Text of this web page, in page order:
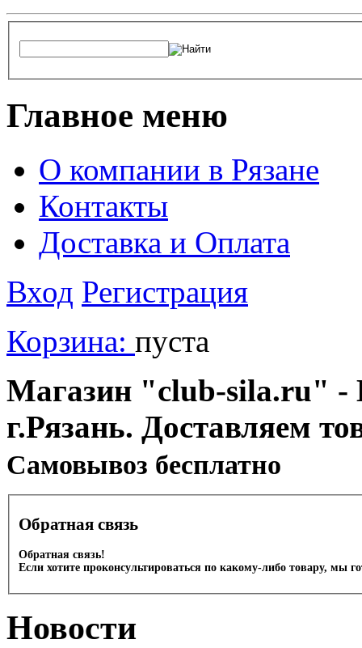
Главное меню
О компании в Рязане
Контакты
Доставка и Оплата
Вход Регистрация
Корзина: пуста
Магазин "club-sila.ru" -
г.Рязань. Доставляем
Cамовывоз бесплатно
Обратная связь
Обратная связь!
Если хотите проконсультироваться по какому-либо товару, мы
Новости